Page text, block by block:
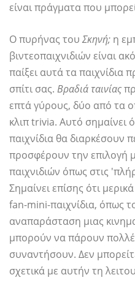
είναι πράγματα που
Ο πυρήνας του Σκηνή; η
βιντεοπαιχνιδιών είναι
παίξει αυτά τα παιχνίδια
σπίτι σας. Βραδιά ταινίας
επτά γύρους, δύο από τα
κλιπ trivia. Αυτό σημαίνει
παιχνίδια θα διαρκέσουν
προσφέρουν την επιλογή
παιχνιδιών όπως στις
Σημαίνει επίσης ότι
fan-mini-παιχνίδια, όπως
αναπαράσταση μιας
μπορούν να πάρουν
συναντήσουν. Δεν
σχετικά με αυτήν τη